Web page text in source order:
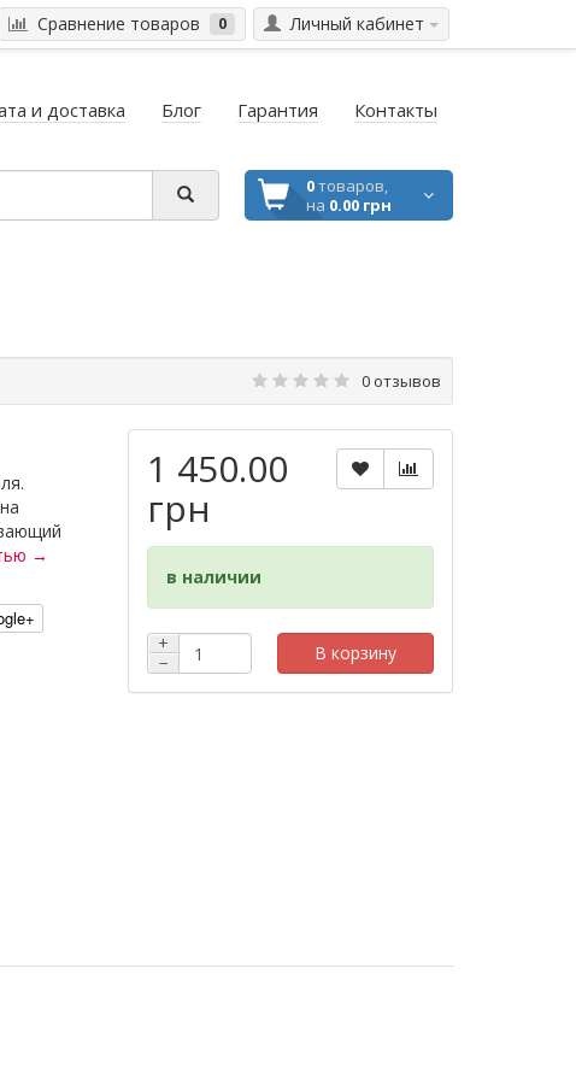
Личный кабинет
Сравнение товаров 0
и доставка Блог Гарантия Контакты
0товаров,
на 0.00 грн
0 отзывов
→
1 450.00
грн
в наличии
+
−
В корзину